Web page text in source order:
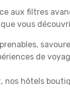
aux filtres
vous
de
hôtels